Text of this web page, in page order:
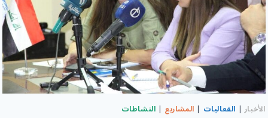
الأخبار| الفعاليات | المشاريع | النشاطات